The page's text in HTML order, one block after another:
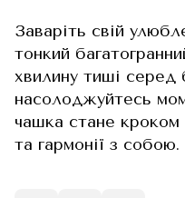
Заваріть свій
тонкий
хвилину тиші серед
насолоджуйтесь
чашка стане кроком
та гармонії з собою.